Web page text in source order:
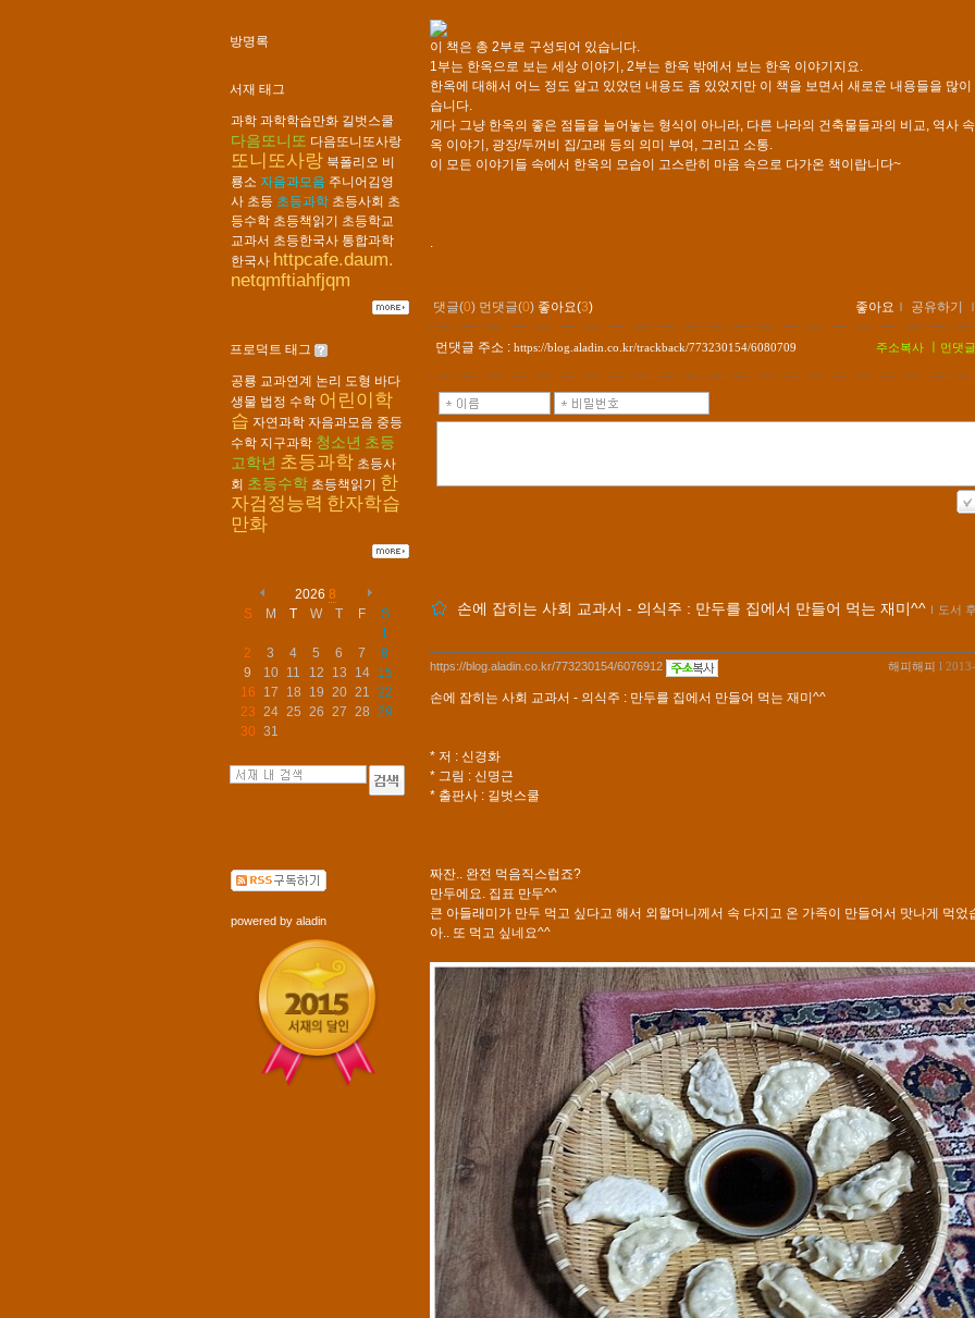
방명록
서재 태그
과학 과학학습만화 길벗스쿨
다음또니또 다음또니또사랑
또니또사랑 북폴리오 비
룡소 자음과모음 주니어김영
사 초등 초등과학 초등사회 초
등수학 초등책읽기
초등학교
교과서 초등한국사 통합과학
한국사 httpcafe.daum.
netqmftiahfjqm
프로덕트 태그
공룡 교과연계 논리 도형 바다
생물 법정 수학 어린이학
습 자연과학 자음과모음 중등
수학 지구과학 청소년 초등
고학년 초등과학 초등사
회 초등수학 초등책읽기
한
자검정능력 한자학습
만화
2026 8
S
M T W T F
S
1
2
3 4 5 6 7
8
9
10 11 12 13 14
15
16
17 18 19 20 21 22
23 24 25 26 27 28 29
30 31
powered by aladin
이 책은 총 2부로 구성되어 있습니다.
1부는 한옥으로 보는 세상 이야기, 2부는 한옥 밖에서 보는 한옥 이야기지요.
한옥에 대해서 어느 정도 알고 있었던 내용도 좀 있었지만 이 책을 보면서 새로운 내용들을 많
습니다.
게다 그냥 한옥의 좋은 점들을 늘어놓는 형식이 아니라, 다른 나라의 건축물들과의 비교, 역사
옥 이야기, 광장/두꺼비 집/고래 등의 의미 부여, 그리고 소통.
이 모든 이야기들 속에서 한옥의 모습이 고스란히 마음 속으로 다가온 책이랍니다~
.
댓글(0) 먼댓글(0) 좋아요(3) 좋아요 ｌ 공유하기
먼댓글 주소 : https://blog.aladin.co.kr/trackback/773230154/6080709 먼댓
주소복사
손에 잡히는 사회 교과서 - 의식주 : 만두를 집에서 만들어 먹는 재미^^ ｌ 도서
해피해피 l
https://blog.aladin.co.kr/773230154/6076912
손에 잡히는 사회 교과서 - 의식주 : 만두를 집에서 만들어 먹는 재미^^
* 저 : 신경화
* 그림 : 신명근
* 출판사 : 길벗스쿨
짜잔.. 완전 먹음직스럽죠?
만두에요. 집표 만두^^
큰 아들래미가 만두 먹고 싶다고 해서 외할머니께서 속 다지고 온 가족이 만들어서 맛나게 먹었
아.. 또 먹고 싶네요^^